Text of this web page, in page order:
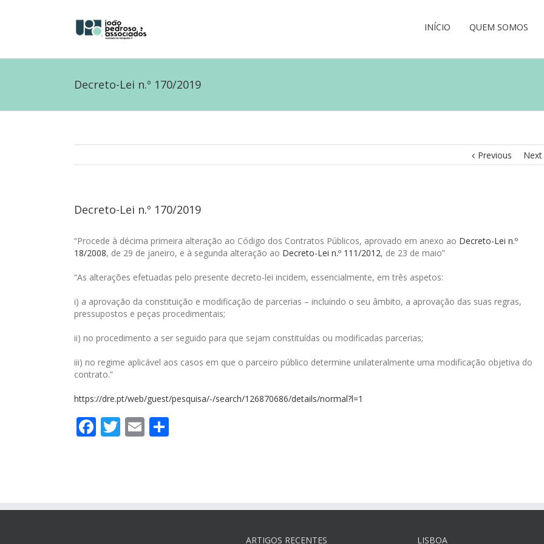
INÍCIO QUEM SOMOS
Decreto-Lei n.º 170/2019
Previous Next
Decreto-Lei n.º 170/2019
“Procede à décima primeira alteração ao Código dos Contratos Públicos, aprovado em anexo ao Decreto-Lei n.º
18/2008, de 29 de janeiro, e à segunda alteração ao Decreto-Lei n.º 111/2012, de 23 de maio”
“As alterações efetuadas pelo presente decreto-lei incidem, essencialmente, em três aspetos:
i) a aprovação da constituição e modificação de parcerias – incluindo o seu âmbito, a aprovação das suas regras,
pressupostos e peças procedimentais;
ii) no procedimento a ser seguido para que sejam constituídas ou modificadas parcerias;
iii) no regime aplicável aos casos em que o parceiro público determine unilateralmente uma modificação objetiva do
contrato.”
https://dre.pt/web/guest/pesquisa/-/search/126870686/details/normal?l=1
Facebook
Twitter
Email
ARTIGOS RECENTES LISBOA